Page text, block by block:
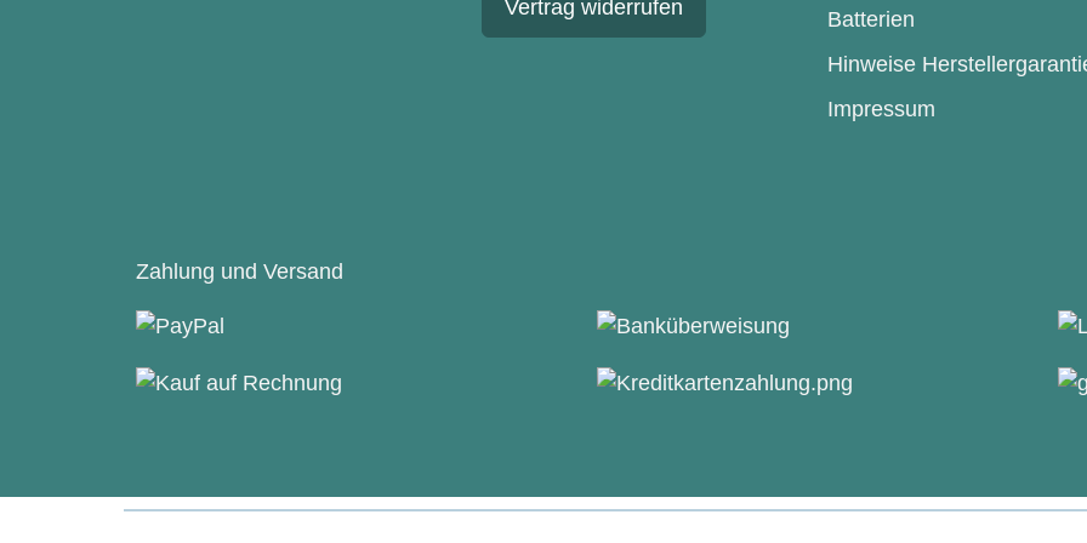
Vertrag widerrufen
Batterien
Hinweise
Impressum
Zahlung und Versand